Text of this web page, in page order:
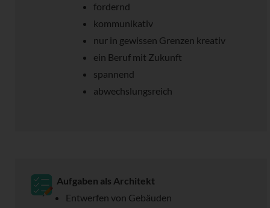
fordernd
kommunikativ
nur in gewissen Grenzen kreativ
ein Beruf mit Zukunft
spannend
abwechslungsreich
Aufgaben als Architekt
Entwerfen von Gebäuden